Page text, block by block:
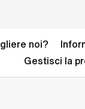
noi?
Gestisci la